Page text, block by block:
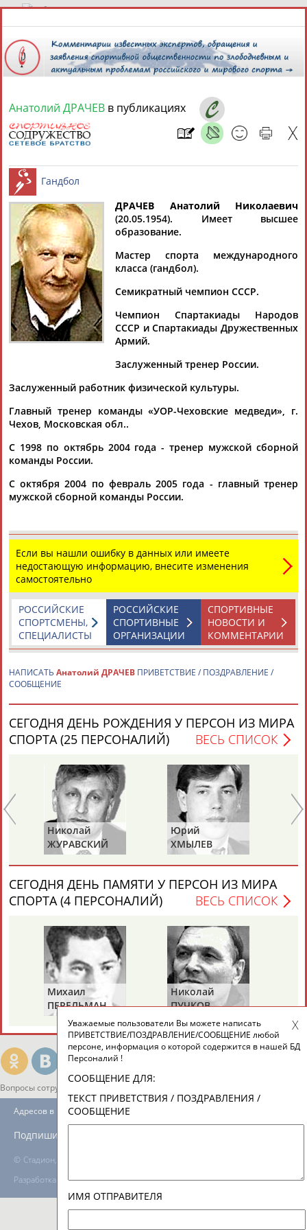
8 августа 2026 года,09:05
Найдено: 13181 Расширенный поиск
Аслаудин
АБАЕВ
Елена
АБАИМОВА
Мария
Дмитрий
АБАРЕНОВ
Тамилла
АБАСОВА
Рамазан
АБАЧАРАЕВ
Ростом
АБАШИДЗЕ
Флюра
БУЛАТОВА
Татьяна
Акжана
Артур
Каримжан
АБДРАХМАНОВ
Аделя
АБДРАХМАНОВА
Андрей
АБДУВАЛИЕВ
Герман
АБДУЛАЕВ
Рамазан
АБДУЛАЕВ
Тагир
АБДУЛАЕВ
Камиль
АБДУЛАЗИЗОВ
Загалав
АБДУЛБЕКОВ
Камалудин
АБДУЛДАУДОВ
Абдула
АБДУЛЖАЛИЛОВ
Магомед
АБДУЛКАГИРОВ
Назир
24 персон из 13181
ЕЩЁ ПЕРСОНЫ
ТАБЛО АКТИВНОСТИ
ЦЕЛИ ПРОЕКТА
Вопросы сотрудничества и совместной деятельности
© Стадион, 1998-2026
Разработка и поддержка ООО НАИТ «Стадион»
Адресов в новостной рассылке: 996
Подпишись
Анатолий ДРАЧЕВ в публикациях
Гандбол
ДРАЧЕВ Анатолий Николаевич
(20.05.1954). Имеет высшее
образование.
Мастер спорта международного
класса (гандбол).
Семикратный чемпион СССР.
Чемпион Спартакиады Народов
СССР и Спартакиады Дружественных
Армий.
Заслуженный тренер России.
Заслуженный работник физической культуры.
Главный тренер команды «УОР-Чеховские медведи», г.
Чехов, Московская обл..
С 1998 по октябрь 2004 года - тренер мужской сборной
команды России.
С октября 2004 по февраль 2005 года - главный тренер
мужской сборной команды России.
Если вы нашли ошибку в данных или имеете
недостающую информацию, внесите изменения
самостоятельно
СПОРТИВНЫЕ
НОВОСТИ И
КОММЕНТАРИИ
РОССИЙСКИЕ
СПОРТИВНЫЕ
ОРГАНИЗАЦИИ
РОССИЙСКИЕ
СПОРТСМЕНЫ,
СПЕЦИАЛИСТЫ
НАПИСАТЬ Анатолий ДРАЧЕВ ПРИВЕТСТВИЕ / ПОЗДРАВЛЕНИЕ /
СООБЩЕНИЕ
СЕГОДНЯ ДЕНЬ РОЖДЕНИЯ У ПЕРСОН ИЗ МИРА
СПОРТА (25 ПЕРСОНАЛИЙ)
ВЕСЬ СПИСОК
Николай
ЖУРАВСКИЙ
Юрий
ХМЫЛЕВ
СЕГОДНЯ ДЕНЬ ПАМЯТИ У ПЕРСОН ИЗ МИРА
СПОРТА (4 ПЕРСОНАЛИЙ)
ВЕСЬ СПИСОК
Михаил
ПЕРЕЛЬМАН
(ПЕРЛЬМАН)
Николай
ПУЧКОВ
Уважаемые пользователи Вы можете написать
ПРИВЕТСТВИЕ/ПОЗДРАВЛЕНИЕ/СООБЩЕНИЕ любой
персоне, информация о которой содержится в нашей БД
Персоналий !
СООБЩЕНИЕ ДЛЯ:
ТЕКСТ ПРИВЕТСТВИЯ / ПОЗДРАВЛЕНИЯ /
СООБЩЕНИЕ
ИМЯ ОТПРАВИТЕЛЯ